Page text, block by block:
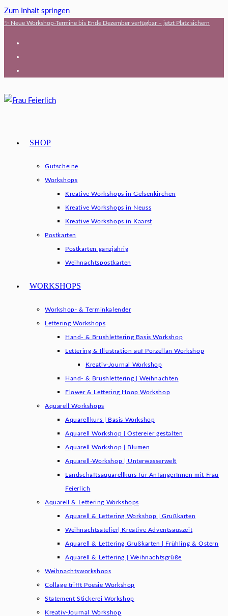
Zum Inhalt springen
✨ Neue Workshop-Termine bis Ende Dezember verfügbar – jetzt Platz sichern
SHOP
Gutscheine
Workshops
Kreative Workshops in Gelsenkirchen
Kreative Workshops in Neuss
Kreative Workshops in Kaarst
Postkarten
Postkarten ganzjährig
Weihnachtspostkarten
WORKSHOPS
Workshop- & Terminkalender
Lettering Workshops
Hand- & Brushlettering Basis Workshop
Lettering & Illustration auf Porzellan Workshop
Kreativ-Journal Workshop
Hand- & Brushlettering | Weihnachten
Flower & Lettering Hoop Workshop
Aquarell Workshops
Aquarellkurs | Basis Workshop
Aquarell Workshop | Ostereier gestalten
Aquarell Workshop | Blumen
Aquarell-Workshop | Unterwasserwelt
Landschaftsaquarellkurs für AnfängerInnen mit Frau
Feierlich
Aquarell & Lettering Workshops
Aquarell & Lettering Workshop | Grußkarten
Weihnachtsatelier| Kreative Adventsauszeit
Aquarell & Lettering Grußkarten | Frühling & Ostern
Aquarell & Lettering | Weihnachtsgrüße​
Weihnachtsworkshops
Collage trifft Poesie Workshop
Statement Stickerei Workshop
Kreativ-Journal Workshop